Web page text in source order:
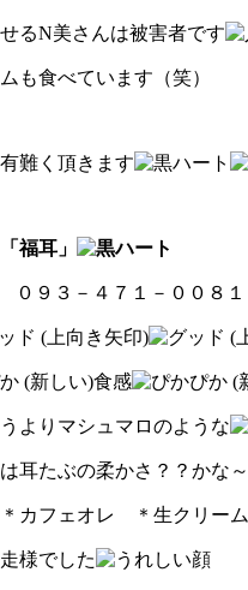
るN美さんは被害者です
食べています（笑）
難く頂きます
耳」
９３－４７１－００８１
食感
よりマシュマロのような
耳たぶの柔かさ？？かな～
フェオレ ＊生クリーム
様でした